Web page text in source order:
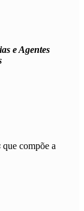
e Agentes
que compõe a